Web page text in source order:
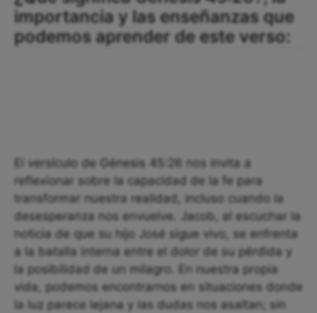
importancia y las enseñanzas que
podemos aprender de este verso:
El versículo de Génesis 45:26 nos invita a
reflexionar sobre la capacidad de la fe para
transformar nuestra realidad, incluso cuando la
desesperanza nos envuelve. Jacob, al escuchar la
noticia de que su hijo José sigue vivo, se enfrenta
a la batalla interna entre el dolor de su pérdida y
la posibilidad de un milagro. En nuestra propia
vida, podemos encontrarnos en situaciones donde
la luz parece lejana y las dudas nos asaltan; sin